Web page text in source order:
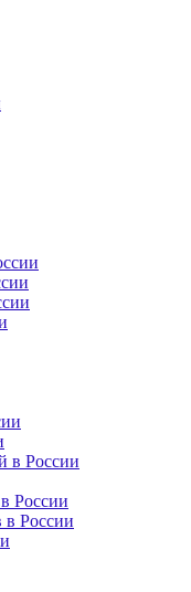
в России
России
в России